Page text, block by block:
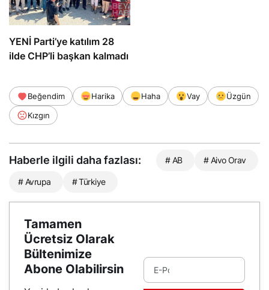
YENİ Parti’ye katılım 28
ilde CHP’li başkan kalmadı
Beğendim Harika Haha Vay
Üzgün
Kızgın
Haberle ilgili daha fazlası: # AB # Aivo Orav
# Avrupa # Türkiye
Tamamen
Ücretsiz Olarak
Bültenimize
Abone Olabilirsin